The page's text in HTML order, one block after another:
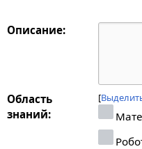
Описание:
Область
знаний: